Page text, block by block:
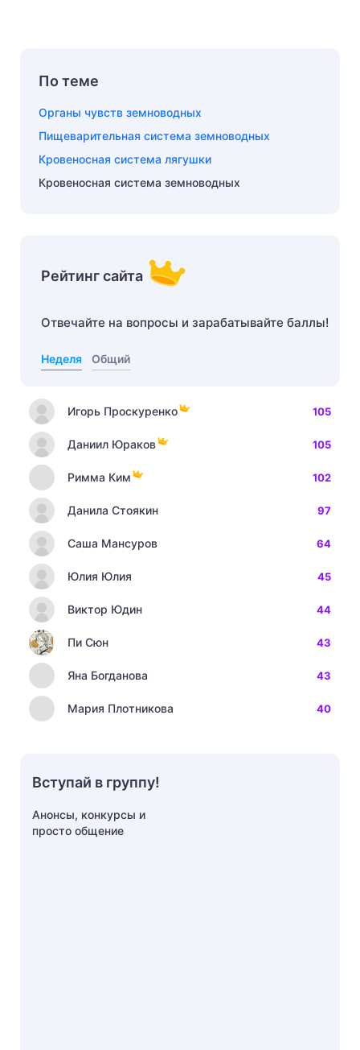
По теме
Органы чувств земноводных
Пищеварительная система земноводных
Кровеносная система лягушки
Кровеносная система земноводных
Рейтинг сайта
Отвечайте на вопросы и зарабатывайте баллы!
Неделя Общий
Игорь Проскуренко 105
Даниил Юраков 105
Римма Ким 102
Данила Стоякин 97
Саша Мансуров 64
Юлия Юлия 45
Виктор Юдин 44
Пи Сюн 43
Яна Богданова 43
Мария Плотникова 40
Вступай в группу!
Анонсы, конкурсы и
просто общение